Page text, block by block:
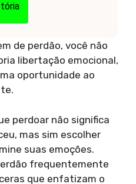
de perdão, você não
libertação emocional,
oportunidade ao
perdoar não significa
mas sim escolher
suas emoções.
frequentemente
que enfatizam o